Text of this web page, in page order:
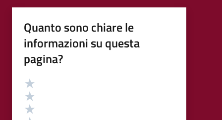
Quanto sono chiare le
informazioni su questa
pagina?
Valutazione